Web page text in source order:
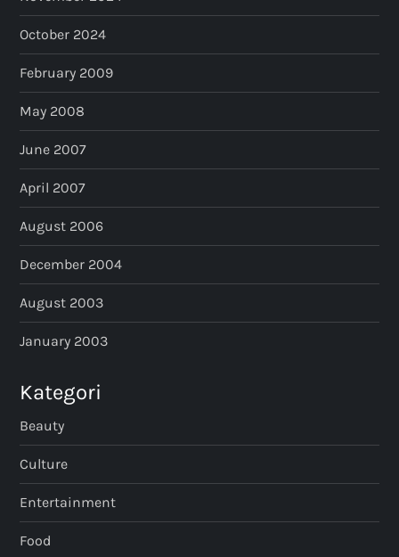
October 2024
February 2009
May 2008
June 2007
April 2007
August 2006
December 2004
August 2003
January 2003
Kategori
Beauty
Culture
Entertainment
Food